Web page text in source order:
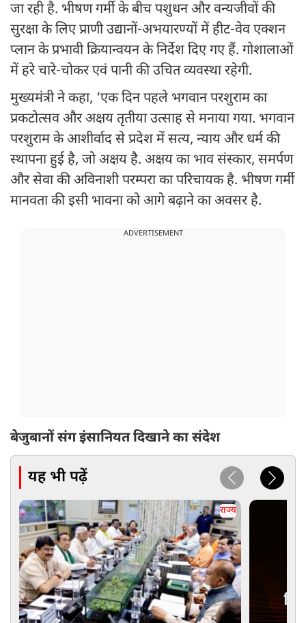
जा रही है. भीषण गर्मी के बीच पशुधन और वन्यजीवों की
सुरक्षा के लिए प्राणी उद्यानों-अभयारण्यों में हीट-वेव एक्शन
प्लान के प्रभावी क्रियान्वयन के निर्देश दिए गए हैं. गोशालाओं
में हरे चारे-चोकर एवं पानी की उचित व्यवस्था रहेगी.
मुख्यमंत्री ने कहा, ‘एक दिन पहले भगवान परशुराम का
प्रकटोत्सव और अक्षय तृतीया उत्साह से मनाया गया. भगवान
परशुराम के आशीर्वाद से प्रदेश में सत्य, न्याय और धर्म की
स्थापना हुई है, जो अक्षय है. अक्षय का भाव संस्कार, समर्पण
और सेवा की अविनाशी परम्परा का परिचायक है. भीषण गर्मी
मानवता की इसी भावना को आगे बढ़ाने का अवसर है.
ADVERTISEMENT
बेजुबानों संग इंसानियत दिखाने का संदेश
यह भी पढ़ें
राज्य